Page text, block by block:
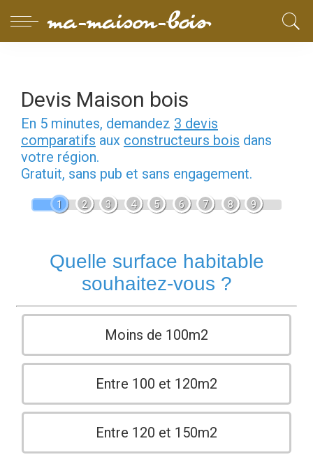
Devis Maison bois
En 5 minutes, demandez 3 devis
comparatifs aux constructeurs bois dans
votre région.
Gratuit, sans pub et sans engagement.
1 2 3 4 5 6 7 8 9
Quelle surface habitable
souhaitez-vous ?
Moins de 100m2
Entre 100 et 120m2
Entre 120 et 150m2